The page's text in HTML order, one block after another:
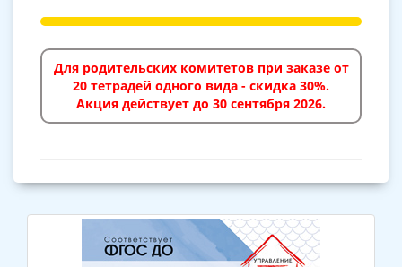
Для родительских комитетов при заказе от
20 тетрадей одного вида - скидка 30%.
Акция действует до 30 сентября 2026.